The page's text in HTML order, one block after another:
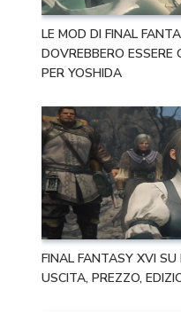
LE MOD DI FINAL
DOVREBBERO ESSERE
PER YOSHIDA
FINAL FANTASY XVI
USCITA, PREZZO,